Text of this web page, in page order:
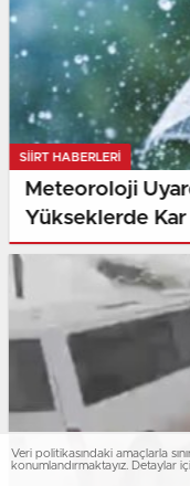
SIIRT HABERLERI
Meteoroloji
Yükseklerde Kar
Veri politikasındaki amaçlarla
konumlandırmaktayız. Detaylar